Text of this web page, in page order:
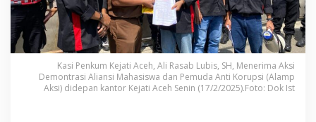
Kasi Penkum Kejati Aceh, Ali Rasab Lubis, SH, Menerima Aksi
Demontrasi Aliansi Mahasiswa dan Pemuda Anti Korupsi (Alamp
Aksi) didepan kantor Kejati Aceh Senin (17/2/2025).Foto: Dok Ist